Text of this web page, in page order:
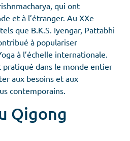
qui ont
et à l’étranger. Au XXe
que B.K.S. Iyengar, Pattabhi
à populariser
à l’échelle internationale.
pratiqué dans le monde entier
aux besoins et aux
contemporains.
Qigong